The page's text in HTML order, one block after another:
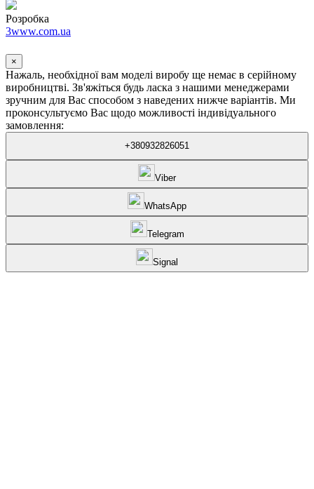
Розробка
3www.com.ua
×
Нажаль, необхідної вам моделі виробу ще немає в серійному
виробництві. Зв'яжіться будь ласка з нашими менеджерами
зручним для Вас способом з наведених нижче варіантів. Ми
проконсультуємо Вас щодо можливості індивідуального
замовлення:
+380932826051
Viber
WhatsApp
Telegram
Signal